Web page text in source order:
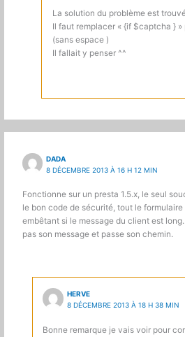
La solution du problème est
Il faut remplacer « {if $captcha }
(sans espace )
Il fallait y penser ^^
DADA
8 DÉCEMBRE 2013 À 16 H 12 MIN
Fonctionne sur un presta 1.5.x, le seul
le bon code de sécurité, tout le
embêtant si le message du client est
pas son message et passe son chemin.
HERVE
8 DÉCEMBRE 2013 À 18 H 38 MIN
Bonne remarque je vais voir pour